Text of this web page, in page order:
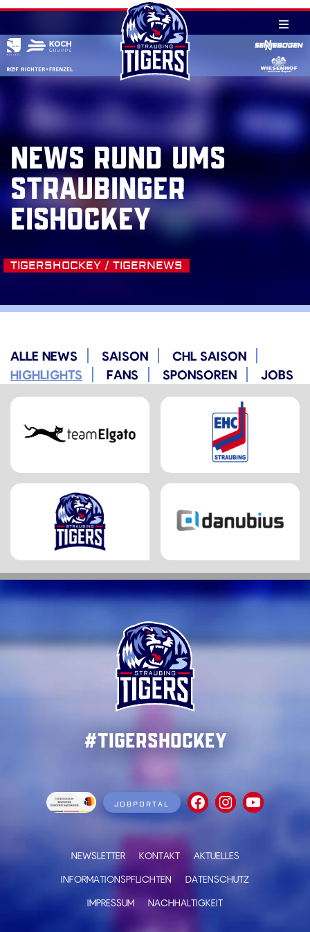
Skip
content
NEWS RUND UMS
STRAUBINGER
EISHOCKEY
TIGERSHOCKEY / TIGERNEWS
ALLE NEWS SAISON
CHL SAISON
HIGHLIGHTS
FANS SPONSOREN JOBS
#TigersHockey
JOBPORTAL
NEWSLETTER KONTAKT
AKTUELLES
INFORMATIONSPFLICHTEN
DATENSCHUTZ
IMPRESSUM
NACHHALTIGKEIT